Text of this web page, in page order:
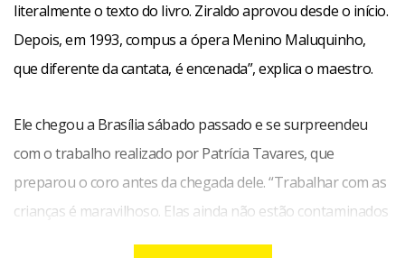
literalmente o texto do livro. Ziraldo aprovou desde o início.
Depois, em 1993, compus a ópera Menino Maluquinho,
que diferente da cantata, é encenada”, explica o maestro.
Ele chegou a Brasília sábado passado e se surpreendeu
com o trabalho realizado por Patrícia Tavares, que
preparou o coro antes da chegada dele. “Trabalhar com as
crianças é maravilhoso. Elas ainda não estão contaminados
por maldades”, pensa Aguiar.